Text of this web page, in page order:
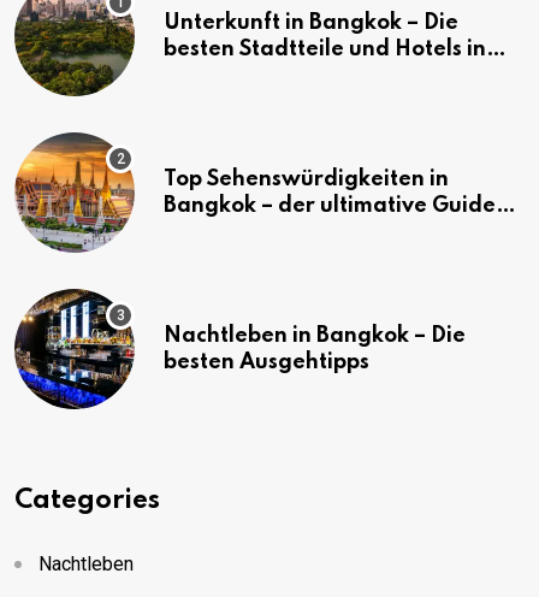
Unterkunft in Bangkok – Die
besten Stadtteile und Hotels in
Top Sehenswürdigkeiten in
Bangkok – der ultimative Guide
Nachtleben in Bangkok – Die
besten Ausgehtipps
Categories
Nachtleben